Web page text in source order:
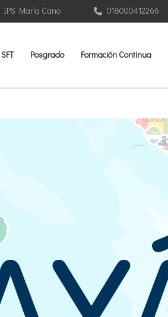
IPS María Cano 018000412266
SFT Posgrado Formación Continua